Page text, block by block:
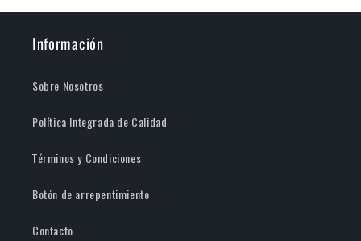
Información
Sobre Nosotros
Política Integrada de Calidad
Términos y Condiciones
Botón de arrepentimiento
Contacto